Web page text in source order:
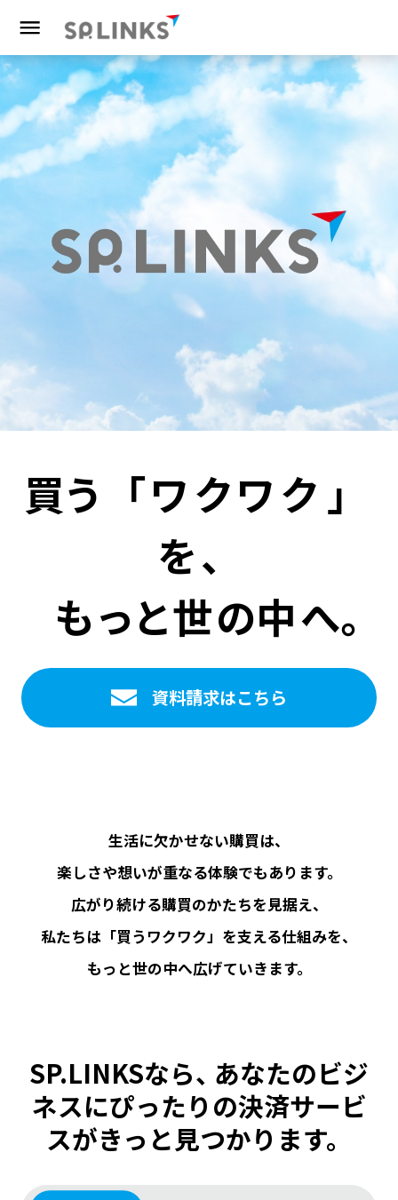
買う 「ワクワク」
を、
もっと世の中へ。
資料請求はこちら
生活に欠かせない購買は、
楽しさや想いが重なる体験でもあります。
広がり続ける購買のかたちを見据え、
私たちは「買うワクワク」を支える仕組みを、
もっと世の中へ広げていきます。
SP.LINKSなら、あなたのビジ
ネスにぴったりの決済サービ
スがきっと見つかります。